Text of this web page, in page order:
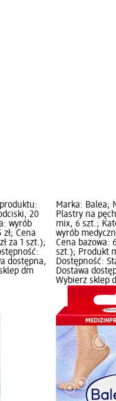
20
wyrób
Cena
za 1 szt.);
dostępna,
dm
Marka: Balea;
Plastry na
mix, 6 szt.;
wyrób
Cena bazowa:
szt.); Produkt
Dostępność:
Dostawa
Wybierz sklep